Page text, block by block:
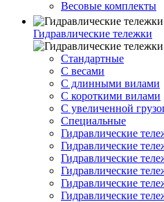
Весовые комплекты
Гидравлические тележки
Стандартные
С весами
С длинными вилами
С короткими вилами
С увеличенной
Специальные
Гидравлические
Гидравлические
Гидравлические
Гидравлические
Гидравлические
Гидравлические